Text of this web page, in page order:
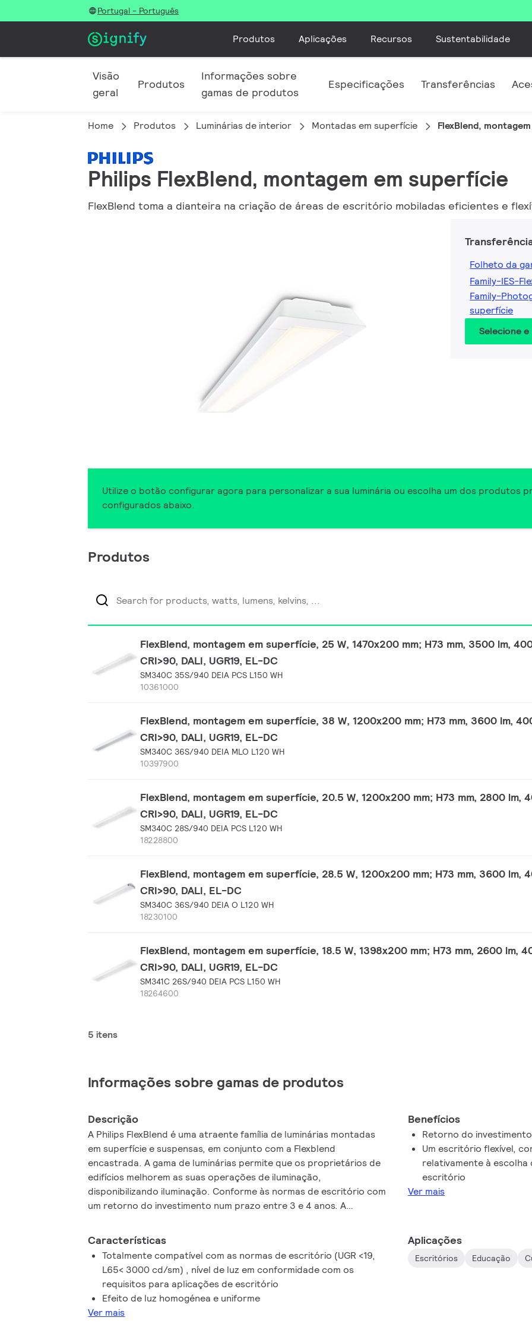
Portugal - Português
Produtos Aplicações Recursos Sustentabilidade
Visão
geral
Produtos
Informações sobre
gamas de produtos
Especificações Transferências
Home Produtos Luminárias de interior Montadas em superfície FlexBlend,
Philips FlexBlend, montagem em superfície
FlexBlend toma a dianteira na criação de áreas de escritório mobiladas eficientes e
Folheto da
Family-IES-
Family-
superfície
Selecione
Utilize o botão configurar agora para personalizar a sua luminária ou escolha um dos produtos
configurados abaixo.
Produtos
FlexBlend, montagem em superfície, 25 W, 1470x200 mm; H73 mm, 3500 lm,
CRI>90, DALI, UGR19, EL-DC
SM340C 35S/940 DEIA PCS L150 WH
10361000
FlexBlend, montagem em superfície, 38 W, 1200x200 mm; H73 mm, 3600 lm,
CRI>90, DALI, UGR19, EL-DC
SM340C 36S/940 DEIA MLO L120 WH
10397900
FlexBlend, montagem em superfície, 20.5 W, 1200x200 mm; H73 mm, 2800 lm,
CRI>90, DALI, UGR19, EL-DC
SM340C 28S/940 DEIA PCS L120 WH
18228800
FlexBlend, montagem em superfície, 28.5 W, 1200x200 mm; H73 mm, 3600 lm,
CRI>90, DALI, EL-DC
SM340C 36S/940 DEIA O L120 WH
18230100
FlexBlend, montagem em superfície, 18.5 W, 1398x200 mm; H73 mm, 2600 lm,
CRI>90, DALI, UGR19, EL-DC
SM341C 26S/940 DEIA PCS L150 WH
18264600
5 itens
Informações sobre gamas de produtos
Descrição
A Philips FlexBlend é uma atraente família de luminárias montadas
em superfície e suspensas, em conjunto com a Flexblend
encastrada. A gama de luminárias permite que os proprietários de
edifícios melhorem as suas operações de iluminação,
disponibilizando iluminação. Conforme às normas de escritório com
um retorno do investimento num prazo entre 3 e 4 anos. A
adaptabilidade do design. Isto permite instalar facilmente as
luminária é suspensa, amanhã pode ser adaptada para uma
instalação montada em superfície no local. O contrário também é
possível. A gama de luminárias montadas em superfície e suspensas
ajusta-se a vários espaços de escritório diferentes, tais como
escritório "open space", corredores, receção ou salas de reunião.
Benefícios
Retorno do
Um escritório flexível,
relativamente à escolha
escritório
Ver mais
Características
Totalmente compatível com as normas de escritório (UGR <19,
L65< 3000 cd/sm) , nível de luz em conformidade com os
requisitos para aplicações de escritório
Efeito de luz homogénea e uniforme
Ver mais
Aplicações
Escritórios Educação